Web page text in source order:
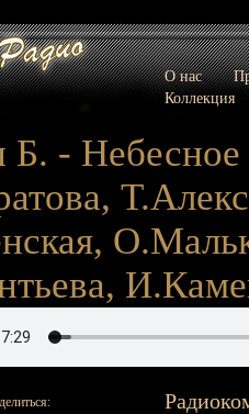
О нас
Коллекция
Б. - Небесное